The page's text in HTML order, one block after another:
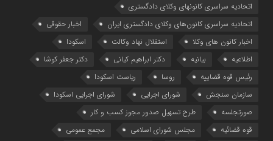
اتحادیه سراسری کانونهای وکلای دادگستری
اتحادیه سراسری کانون‌های وکلای دادگستری ایران
اخبار حقوقی
اخبار کانون های وکلا
استقلال نهاد وکالت
اسکودا
اطلاعیه
بیانیه دکتر ابراهیم کیانی
دکتر جعفر کوشا
رئیس قوه قضاییه
روسا
ریاست اسکودا
سازمان سنجش
شورای اجرایی
شورای اجرایی اسکودا
صورتجلسه
طرح تسهیل صدور مجوز کسب و کار
قوه قضائیه
مجلس شورای اسلامی
مجمع عمومی